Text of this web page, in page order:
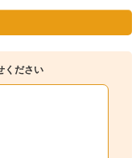
ください